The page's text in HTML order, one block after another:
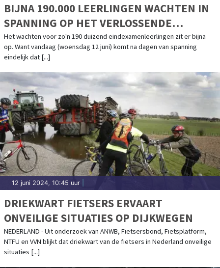
BIJNA 190.000 LEERLINGEN WACHTEN IN
SPANNING OP HET VERLOSSENDE
TELEFOONTJE: DIT BLIJKT HET
MOEILIJKSTE VAK
Het wachten voor zo'n 190 duizend eindexamenleerlingen zit er bijna
op. Want vandaag (woensdag 12 juni) komt na dagen van spanning
eindelijk dat [...]
12 juni 2024, 10:45 uur
DRIEKWART FIETSERS ERVAART
ONVEILIGE SITUATIES OP DIJKWEGEN
NEDERLAND - Uit onderzoek van ANWB, Fietsersbond, Fietsplatform,
NTFU en VVN blijkt dat driekwart van de fietsers in Nederland onveilige
situaties [...]